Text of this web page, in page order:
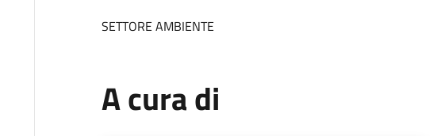
SETTORE AMBIENTE
A cura di